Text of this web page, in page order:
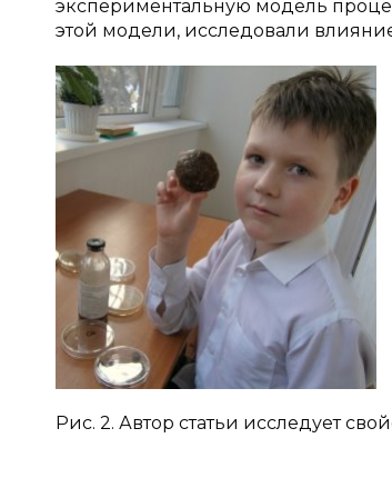
экспериментальную модель
этой модели, исследовали
Рис. 2. Автор статьи исследует